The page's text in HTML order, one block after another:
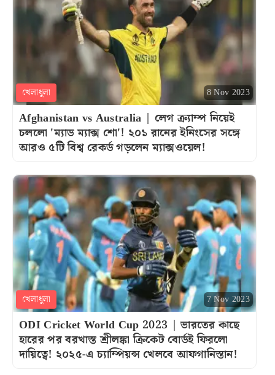
খেলাধুলা 8 Nov 2023
Afghanistan vs Australia | লেগ ক্র্যাম্প নিয়েই
চললো 'ম্যাড ম্যাক্স শো'! ২০১ রানের ইনিংসের সঙ্গে
আরও ৫টি বিশ্ব রেকর্ড গড়লেন ম্যাক্সওয়েল!
খেলাধুলা 7 Nov 2023
ODI Cricket World Cup 2023 | ভারতের কাছে
হারের পর বরখাস্ত শ্রীলঙ্কা ক্রিকেট বোর্ডই ফিরলো
দায়িত্বে! ২০২৫-এ চ্যাম্পিয়ন্স খেলবে আফগানিস্তান!